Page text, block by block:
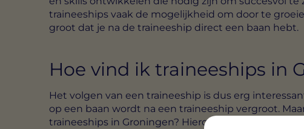
traineeships vaak de mogelijkheid om door te
groot dat je na de traineeship direct een baan hebt.
Hoe vind ik traineeships in
Het volgen van een traineeship is dus erg
op een baan wordt na een traineeship vergroot.
traineeships in Groningen? Hieronder vertellen we